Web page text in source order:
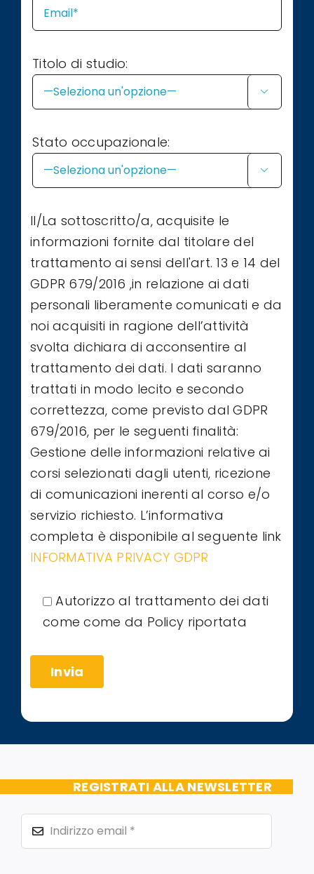
Titolo di studio:

Stato occupazionale:

Il/La sottoscritto/a, acquisite le
informazioni fornite dal titolare del
trattamento ai sensi dell'art. 13 e 14 del
GDPR 679/2016 ,in relazione ai dati
personali liberamente comunicati e da
noi acquisiti in ragione dell’attività
svolta dichiara di acconsentire al
trattamento dei dati. I dati saranno
trattati in modo lecito e secondo
correttezza, come previsto dal GDPR
679/2016, per le seguenti finalità:
Gestione delle informazioni relative ai
corsi selezionati dagli utenti, ricezione
di comunicazioni inerenti al corso e/o
servizio richiesto. L’informativa
completa è disponibile al seguente link
INFORMATIVA PRIVACY GDPR
Autorizzo al trattamento dei dati
come come da Policy riportata
REGISTRATI ALLA NEWSLETTER